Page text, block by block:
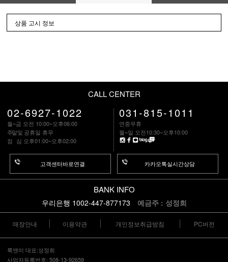
상품 고시 정보
CALL CENTER
02-6927-1022
월~금 오전 10:00~오후06:00
주말및 공휴일 휴무
점 심 오후01:00~오후02:00
고객센터바로연결
031-815-1011
연중무휴
월~일 오전10:30~오후10:00
카카오톡실시간상담
BANK INFO
우리은행 1002-447-877173 예금주 : 성정희
매장안내 이용약관 개인정보취급방침 PC버전
룩앤미 대표:성정희
사업자등록번호: 508-13-92659